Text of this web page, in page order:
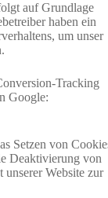
auf Grundlage
haben ein
um unser
Tracking
Google:
Setzen von
Deaktivierung von
unserer Website zur